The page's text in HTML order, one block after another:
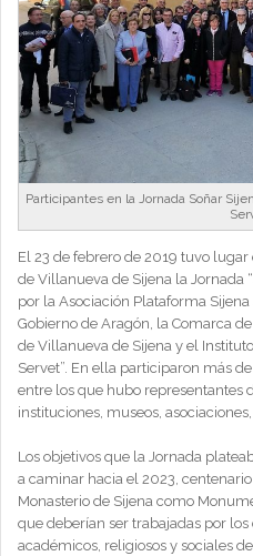
Participantes en la Jornada Soñar
El 23 de febrero de 2019 tuvo
de Villanueva de Sijena la Jornada
por la Asociación Plataforma
Gobierno de Aragón, la Comarca
de Villanueva de Sijena y el
Servet”. En ella participaron más
entre los que hubo representantes
instituciones, museos,
Los objetivos que la Jornada
a caminar hacia el 2023,
Monasterio de Sijena como
que deberían ser trabajadas por
académicos, religiosos y sociales